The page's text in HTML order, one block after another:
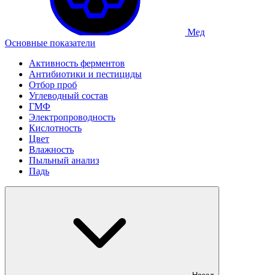
Мед
Основные показатели
Активность ферментов
Антибиотики и пестициды
Отбор проб
Углеводный состав
ГМФ
Электропроводность
Кислотность
Цвет
Влажность
Пыльный анализ
Падь